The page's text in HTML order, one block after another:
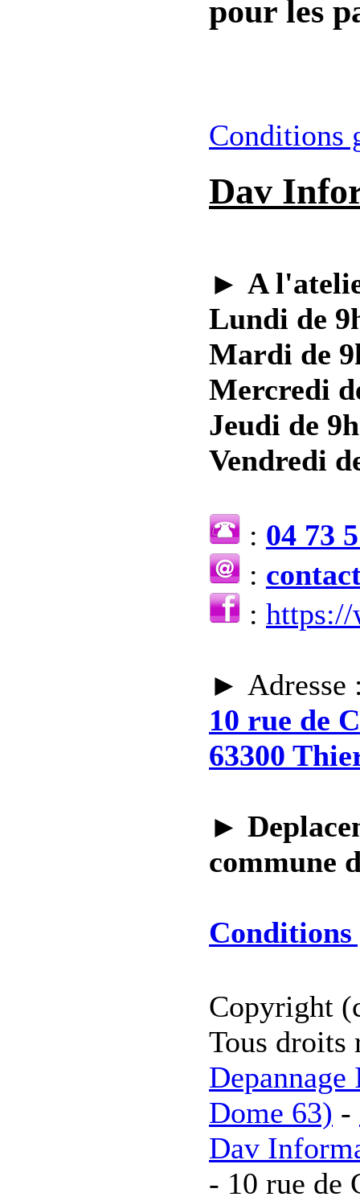
pour les
Conditions
Dav
► A
Lundi de
Mardi de
Mercredi
Jeudi de
Vendredi
: 04 73
:
:
► Adresse
10 rue de
63300
►
commune
Conditions
Copyright
Tous droits
Dome 63) -
Dav
- 10 rue de